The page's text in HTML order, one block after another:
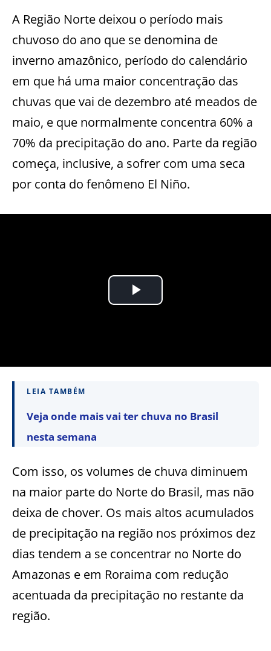
A Região Norte deixou o período mais
chuvoso do ano que se denomina de
inverno amazônico, período do calendário
em que há uma maior concentração das
chuvas que vai de dezembro até meados de
maio, e que normalmente concentra 60% a
70% da precipitação do ano. Parte da região
começa, inclusive, a sofrer com uma seca
por conta do fenômeno El Niño.
LEIA TAMBÉM
Veja onde mais vai ter chuva no Brasil
nesta semana
Com isso, os volumes de chuva diminuem
na maior parte do Norte do Brasil, mas não
deixa de chover. Os mais altos acumulados
de precipitação na região nos próximos dez
dias tendem a se concentrar no Norte do
Amazonas e em Roraima com redução
acentuada da precipitação no restante da
região.